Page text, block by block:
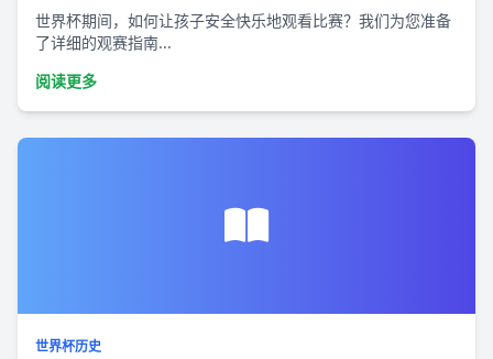
世界杯期间，如何让孩子安全快乐地观看比赛？我们为您准备
了详细的观赛指南...
阅读更多
世界杯历史